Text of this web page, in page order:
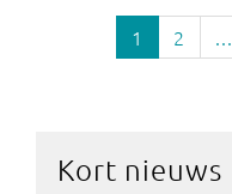
1 2 ...
Kort nieuws